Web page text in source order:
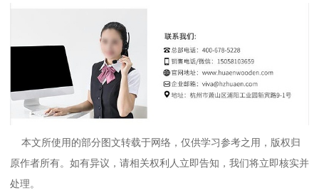
本文所使用的部分图文转载于网络，仅供学习参考之用，版权归
原作者所有。如有异议，请相关权利人立即告知，我们将立即核实并
处理。